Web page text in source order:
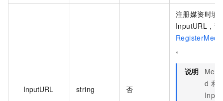
InputURL string 否
注册媒资时填
InputURL，
。
说明
d 和